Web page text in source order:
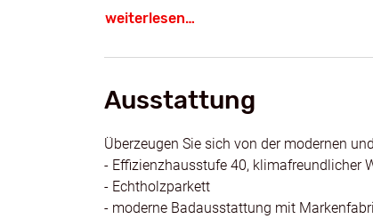
Bei den 2-Zimmer- bis 5-Zimmer-
Profitieren Sie als Kapitalanleger von 5%
Mietpreisbindung. Diese werden durch
Für weitere Informationen stehen wir Ihnen
weiterlesen…
Ausstattung
Überzeugen Sie sich von der modernen
- Effizienzhausstufe 40, klimafreundlicher
- Echtholzparkett
- moderne Badausstattung mit